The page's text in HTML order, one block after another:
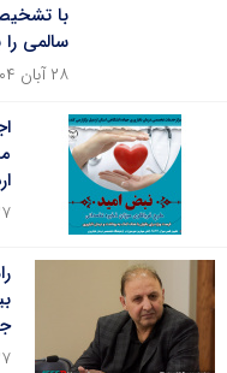
با
سالمی را
۲۸ آبان ۱۴۰۴
۲۷
۲۷